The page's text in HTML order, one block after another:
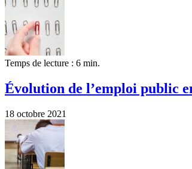
Temps de lecture : 6 min.
Évolution de l’emploi public
18 octobre 2021